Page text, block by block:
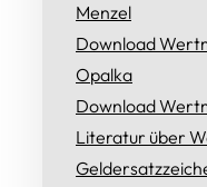
Menzel
Download
Opalka
Download
Literatur über